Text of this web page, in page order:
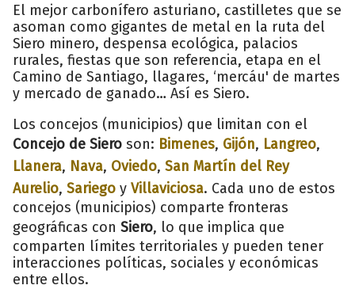
El mejor carbonífero asturiano, castilletes que se
asoman como gigantes de metal en la ruta del
Siero minero, despensa ecológica, palacios
rurales, fiestas que son referencia, etapa en el
Camino de Santiago, llagares, ‘mercáu' de martes
y mercado de ganado… Así es Siero.
Los concejos (municipios) que limitan con el
Concejo de Siero son: Bimenes, Gijón, Langreo,
Llanera, Nava, Oviedo, San Martín del Rey
Aurelio, Sariego y Villaviciosa. Cada uno de estos
concejos (municipios) comparte fronteras
geográficas con Siero, lo que implica que
comparten límites territoriales y pueden tener
interacciones políticas, sociales y económicas
entre ellos.